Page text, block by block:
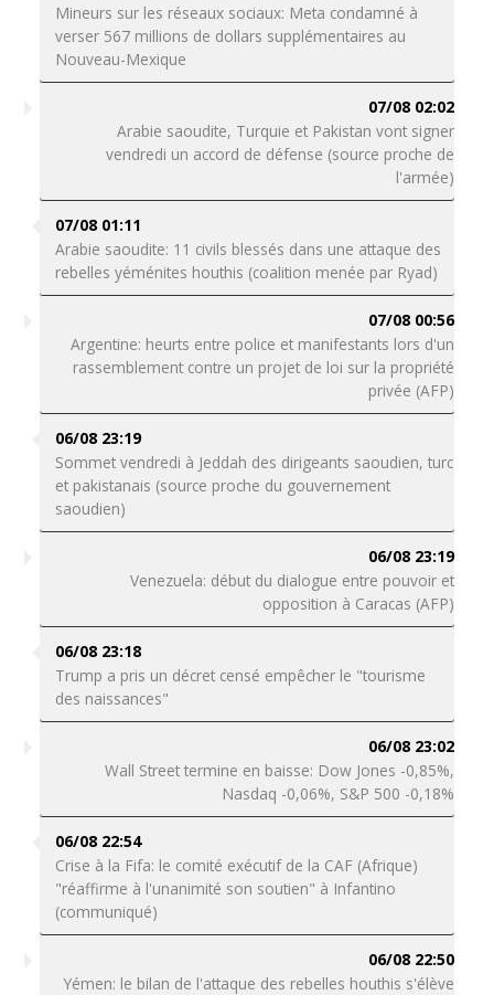
Mineurs sur les réseaux sociaux: Meta condamné à
verser 567 millions de dollars supplémentaires au
Nouveau-Mexique
07/08 02:02
Arabie saoudite, Turquie et Pakistan vont signer
vendredi un accord de défense (source proche de
l'armée)
07/08 01:11
Arabie saoudite: 11 civils blessés dans une attaque des
rebelles yéménites houthis (coalition menée par Ryad)
07/08 00:56
Argentine: heurts entre police et manifestants lors d'un
rassemblement contre un projet de loi sur la propriété
privée (AFP)
06/08 23:19
Sommet vendredi à Jeddah des dirigeants saoudien, turc
et pakistanais (source proche du gouvernement
saoudien)
06/08 23:19
Venezuela: début du dialogue entre pouvoir et
opposition à Caracas (AFP)
06/08 23:18
Trump a pris un décret censé empêcher le "tourisme
des naissances"
06/08 23:02
Wall Street termine en baisse: Dow Jones -0,85%,
Nasdaq -0,06%, S&P 500 -0,18%
06/08 22:54
Crise à la Fifa: le comité exécutif de la CAF (Afrique)
"réaffirme à l'unanimité son soutien" à Infantino
(communiqué)
06/08 22:50
Yémen: le bilan de l'attaque des rebelles houthis s'élève